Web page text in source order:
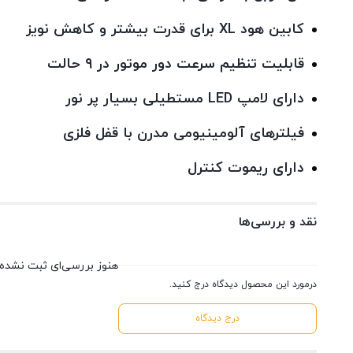
کابین هود XL برای قدرت بیشتر و کاهش نویز
قابلیت تنظیم سرعت دور موتور در ۹ حالت
دارای لامپ LED مستطیلی بسیار پر نور
فیلترهای آلومینیومی مدرن با قفل فلزی
دارای ریموت کنترل
نقد و بررسی‌ها
درمورد این محصول دیدگاه درج کنید.
درج دیدگاه
هنوز بررسی‌ای ثبت